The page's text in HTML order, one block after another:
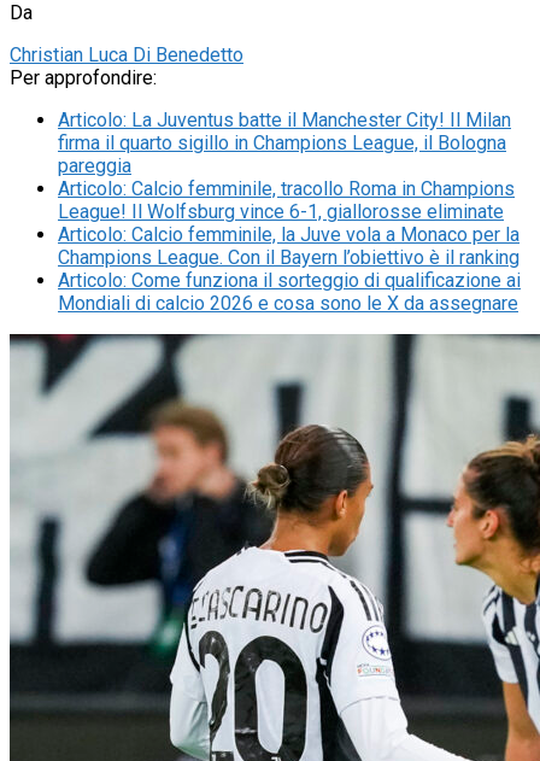
Da
Christian Luca Di Benedetto
Per approfondire:
Articolo: La Juventus batte il Manchester City! Il Milan
firma il quarto sigillo in Champions League, il Bologna
pareggia
Articolo: Calcio femminile, tracollo Roma in Champions
League! Il Wolfsburg vince 6-1, giallorosse eliminate
Articolo: Calcio femminile, la Juve vola a Monaco per la
Champions League. Con il Bayern l’obiettivo è il ranking
Articolo: Come funziona il sorteggio di qualificazione ai
Mondiali di calcio 2026 e cosa sono le X da assegnare